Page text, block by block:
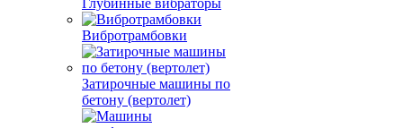
Глубинные вибраторы
Вибротрамбовки
Затирочные машины по
бетону (вертолет)